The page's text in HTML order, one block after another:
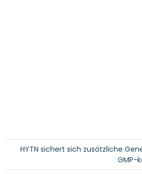
HYTN sichert sich zusätzliche
GMP-